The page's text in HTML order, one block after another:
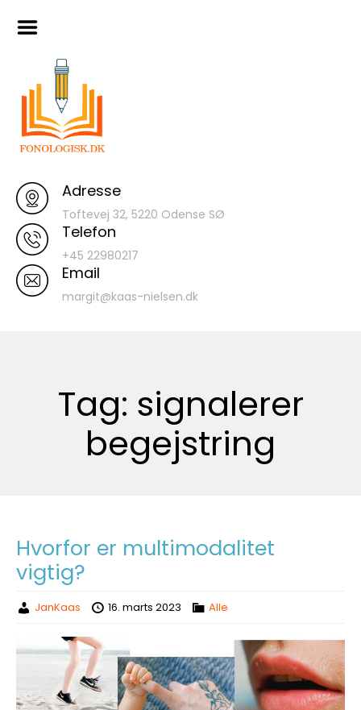
Adresse
Toftevej 32, 5220 Odense SØ
Telefon
+45 22980217
Email
margit@kaas-nielsen.dk
Tag: signalerer
begejstring
Hvorfor er multimodalitet
vigtig?
JanKaas 16. marts 2023 Alle
Hjem
Materialer
120 ord database
Indtaling af
Fonologisk Læsetilgang
Smagsprøver